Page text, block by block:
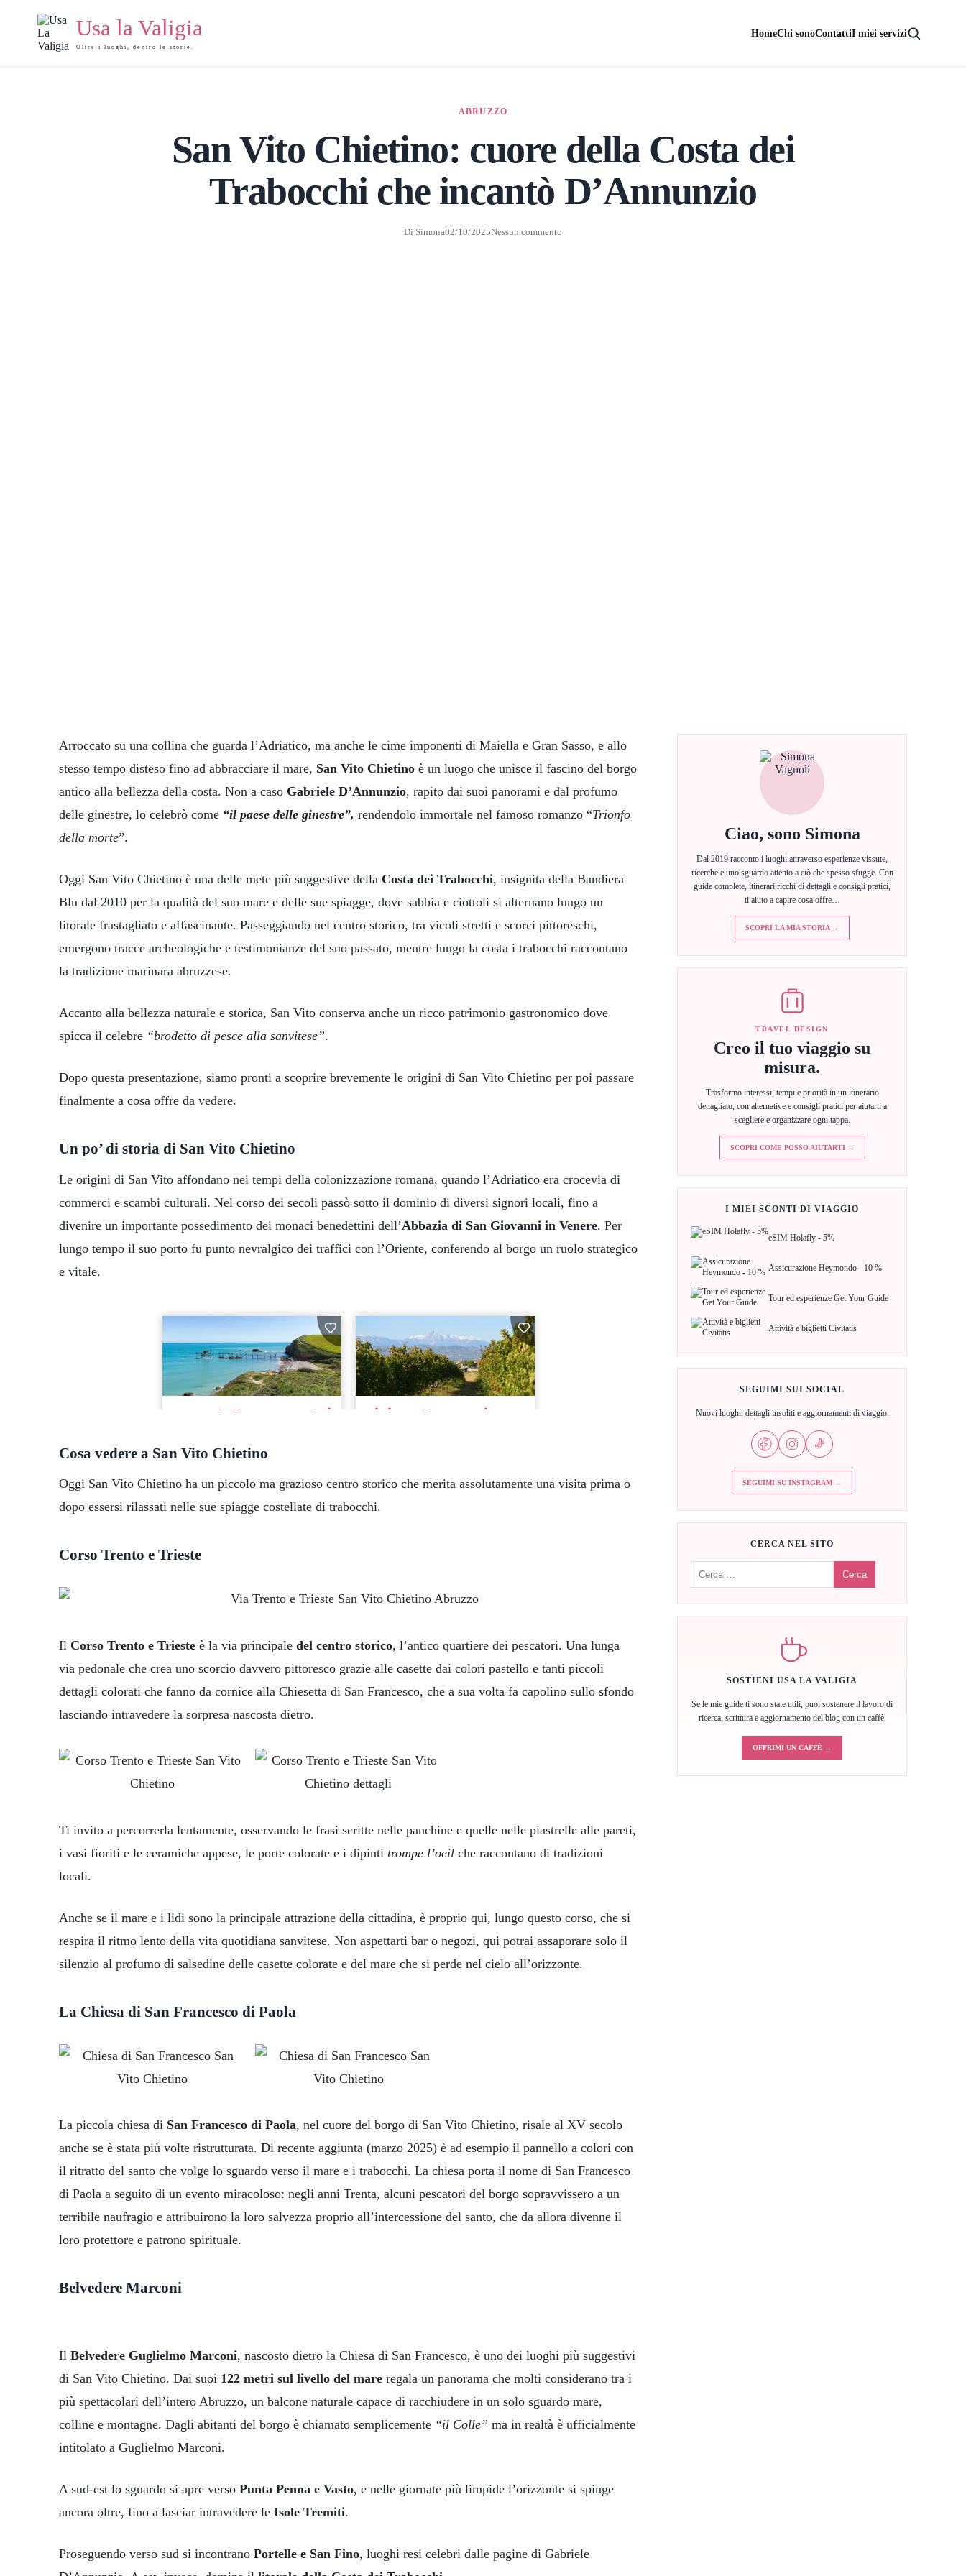
contenuto
Usa la Valigia
Oltre i luoghi, dentro le storie.
HomeChi sonoContattiI miei servizi
ABRUZZO
San Vito Chietino: cuore della Costa dei
Trabocchi che incantò D’Annunzio
Di Simona02/10/2025Nessun commento
Arroccato su una collina che guarda l’Adriatico, ma anche le cime imponenti di Maiella e Gran Sasso, e allo
stesso tempo disteso fino ad abbracciare il mare, San Vito Chietino è un luogo che unisce il fascino del borgo
antico alla bellezza della costa. Non a caso Gabriele D’Annunzio, rapito dai suoi panorami e dal profumo
delle ginestre, lo celebrò come “il paese delle ginestre”, rendendolo immortale nel famoso romanzo “Trionfo
della morte”.
Oggi San Vito Chietino è una delle mete più suggestive della Costa dei Trabocchi, insignita della Bandiera
Blu dal 2010 per la qualità del suo mare e delle sue spiagge, dove sabbia e ciottoli si alternano lungo un
litorale frastagliato e affascinante. Passeggiando nel centro storico, tra vicoli stretti e scorci pittoreschi,
emergono tracce archeologiche e testimonianze del suo passato, mentre lungo la costa i trabocchi raccontano
la tradizione marinara abruzzese.
Accanto alla bellezza naturale e storica, San Vito conserva anche un ricco patrimonio gastronomico dove
spicca il celebre “brodetto di pesce alla sanvitese”.
Dopo questa presentazione, siamo pronti a scoprire brevemente le origini di San Vito Chietino per poi passare
finalmente a cosa offre da vedere.
Un po’ di storia di San Vito Chietino
Le origini di San Vito affondano nei tempi della colonizzazione romana, quando l’Adriatico era crocevia di
commerci e scambi culturali. Nel corso dei secoli passò sotto il dominio di diversi signori locali, fino a
divenire un importante possedimento dei monaci benedettini dell’Abbazia di San Giovanni in Venere. Per
lungo tempo il suo porto fu punto nevralgico dei traffici con l’Oriente, conferendo al borgo un ruolo strategico
e vitale.
Cosa vedere a San Vito Chietino
Oggi San Vito Chietino ha un piccolo ma grazioso centro storico che merita assolutamente una visita prima o
dopo essersi rilassati nelle sue spiagge costellate di trabocchi.
Corso Trento e Trieste
Il Corso Trento e Trieste è la via principale del centro storico, l’antico quartiere dei pescatori. Una lunga
via pedonale che crea uno scorcio davvero pittoresco grazie alle casette dai colori pastello e tanti piccoli
dettagli colorati che fanno da cornice alla Chiesetta di San Francesco, che a sua volta fa capolino sullo sfondo
lasciando intravedere la sorpresa nascosta dietro.
Ti invito a percorrerla lentamente, osservando le frasi scritte nelle panchine e quelle nelle piastrelle alle pareti,
i vasi fioriti e le ceramiche appese, le porte colorate e i dipinti trompe l’oeil che raccontano di tradizioni
locali.
Anche se il mare e i lidi sono la principale attrazione della cittadina, è proprio qui, lungo questo corso, che si
respira il ritmo lento della vita quotidiana sanvitese. Non aspettarti bar o negozi, qui potrai assaporare solo il
silenzio al profumo di salsedine delle casette colorate e del mare che si perde nel cielo all’orizzonte.
La Chiesa di San Francesco di Paola
La piccola chiesa di San Francesco di Paola, nel cuore del borgo di San Vito Chietino, risale al XV secolo
anche se è stata più volte ristrutturata. Di recente aggiunta (marzo 2025) è ad esempio il pannello a colori con
il ritratto del santo che volge lo sguardo verso il mare e i trabocchi. La chiesa porta il nome di San Francesco
di Paola a seguito di un evento miracoloso: negli anni Trenta, alcuni pescatori del borgo sopravvissero a un
terribile naufragio e attribuirono la loro salvezza proprio all’intercessione del santo, che da allora divenne il
loro protettore e patrono spirituale.
Belvedere Marconi
Il Belvedere Guglielmo Marconi, nascosto dietro la Chiesa di San Francesco, è uno dei luoghi più suggestivi
di San Vito Chietino. Dai suoi 122 metri sul livello del mare regala un panorama che molti considerano tra i
più spettacolari dell’intero Abruzzo, un balcone naturale capace di racchiudere in un solo sguardo mare,
colline e montagne. Dagli abitanti del borgo è chiamato semplicemente “il Colle” ma in realtà è ufficialmente
intitolato a Guglielmo Marconi.
A sud-est lo sguardo si apre verso Punta Penna e Vasto, e nelle giornate più limpide l’orizzonte si spinge
ancora oltre, fino a lasciar intravedere le Isole Tremiti.
Proseguendo verso sud si incontrano Portelle e San Fino, luoghi resi celebri dalle pagine di Gabriele
Ciao, sono Simona
Dal 2019 racconto i luoghi attraverso esperienze vissute,
ricerche e uno sguardo attento a ciò che spesso sfugge. Con
guide complete, itinerari ricchi di dettagli e consigli pratici,
ti aiuto a capire cosa offre…
SCOPRI LA MIA STORIA →
TRAVEL DESIGN
Creo il tuo viaggio su
misura.
Trasformo interessi, tempi e priorità in un itinerario
dettagliato, con alternative e consigli pratici per aiutarti a
scegliere e organizzare ogni tappa.
SCOPRI COME POSSO AIUTARTI →
I MIEI SCONTI DI VIAGGIO
eSIM Holafly - 5%
Assicurazione Heymondo - 10 %
Tour ed esperienze Get Your Guide
Attività e biglietti Civitatis
SEGUIMI SUI SOCIAL
Nuovi luoghi, dettagli insoliti e aggiornamenti di viaggio.
SEGUIMI SU INSTAGRAM →
CERCA NEL SITO
SOSTIENI USA LA VALIGIA
Se le mie guide ti sono state utili, puoi sostenere il lavoro di
ricerca, scrittura e aggiornamento del blog con un caffè.
OFFRIMI UN CAFFÈ →